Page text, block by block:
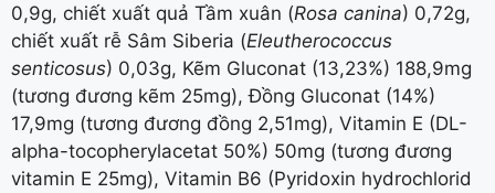
0,9g, chiết xuất quả Tầm xuân (Rosa canina) 0,72g,
chiết xuất rễ Sâm Siberia (Eleutherococcus
senticosus) 0,03g, Kẽm Gluconat (13,23%) 188,9mg
(tương đương kẽm 25mg), Đồng Gluconat (14%)
17,9mg (tương đương đồng 2,51mg), Vitamin E (DL-
alpha-tocopherylacetat 50%) 50mg (tương đương
vitamin E 25mg), Vitamin B6 (Pyridoxin hydrochlorid